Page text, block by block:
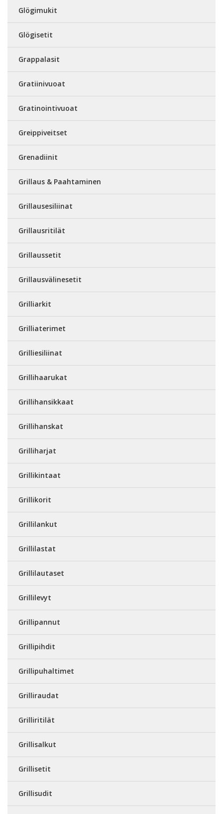
Glögimukit
Glögisetit
Grappalasit
Gratiinivuoat
Gratinointivuoat
Greippiveitset
Grenadiinit
Grillaus & Paahtaminen
Grillausesiliinat
Grillausritilät
Grillaussetit
Grillausvälinesetit
Grilliarkit
Grilliaterimet
Grilliesiliinat
Grillihaarukat
Grillihansikkaat
Grillihanskat
Grilliharjat
Grillikintaat
Grillikorit
Grillilankut
Grillilastat
Grillilautaset
Grillilevyt
Grillipannut
Grillipihdit
Grillipuhaltimet
Grilliraudat
Grilliritilät
Grillisalkut
Grillisetit
Grillisudit